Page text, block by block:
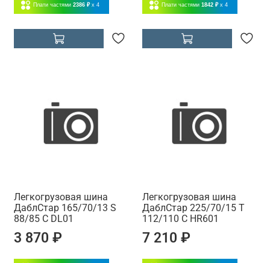
Плати частями 2386 ₽ x 4 Плати частями 1842 ₽ x 4
Легкогрузовая шина
ДаблСтар 165/70/13 S
88/85 C DL01
3 870 ₽
Легкогрузовая шина
ДаблСтар 225/70/15 T
112/110 C HR601
7 210 ₽